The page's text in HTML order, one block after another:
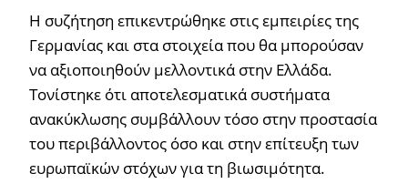
Η συζήτηση επικεντρώθηκε στις εμπειρίες της
Γερμανίας και στα στοιχεία που θα μπορούσαν
να αξιοποιηθούν μελλοντικά στην Ελλάδα.
Τονίστηκε ότι αποτελεσματικά συστήματα
ανακύκλωσης συμβάλλουν τόσο στην προστασία
του περιβάλλοντος όσο και στην επίτευξη των
ευρωπαϊκών στόχων για τη βιωσιμότητα.